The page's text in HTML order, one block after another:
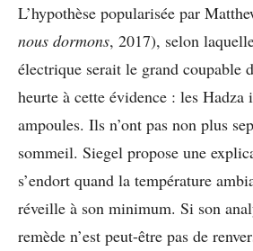
L’hypothèse popularisée par
nous dormons, 2017), selon
électrique serait le grand coupable
heurte à cette évidence : les Hadza
ampoules. Ils n’ont pas non plus
sommeil. Siegel propose une
s’endort quand la température
réveille à son minimum. Si son
remède n’est peut-être pas de